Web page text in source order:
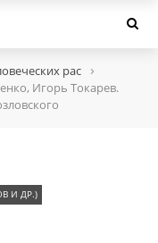
рас ›
Игорь Токарев.
И ДР.)